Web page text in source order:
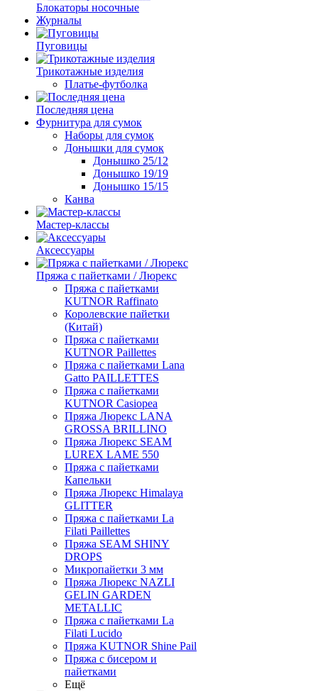
Блокаторы носочные
Журналы
Пуговицы
Трикотажные изделия
Платье-футболка
Последняя цена
Фурнитура для сумок
Наборы для сумок
Донышки для сумок
Донышко 25/12
Донышко 19/19
Донышко 15/15
Канва
Мастер-классы
Аксессуары
Пряжа с пайетками / Люрекс
Пряжа с пайетками
KUTNOR Raffinato
Королевские пайетки
(Китай)
Пряжа с пайетками
KUTNOR Paillettes
Пряжа с пайетками Lana
Gatto PAILLETTES
Пряжа с пайетками
KUTNOR Casiopea
Пряжа Люрекс LANA
GROSSA BRILLINO
Пряжа Люрекс SEAM
LUREX LAME 550
Пряжа с пайетками
Капельки
Пряжа Люрекс Himalaya
GLITTER
Пряжа с пайетками La
Filati Paillettes
Пряжа SEAM SHINY
DROPS
Микропайетки 3 мм
Пряжа Люрекс NAZLI
GELIN GARDEN
METALLIC
Пряжа с пайетками La
Filati Lucido
Пряжа KUTNOR Shine Pail
Пряжа с бисером и
пайетками
Ещё